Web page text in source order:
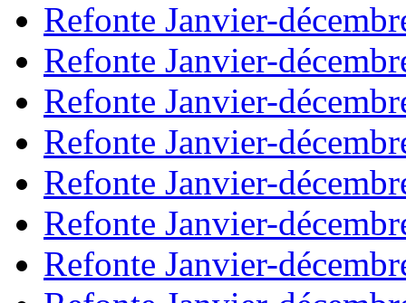
Refonte Janvier-
Refonte Janvier-
Refonte Janvier-
Refonte Janvier-
Refonte Janvier-
Refonte Janvier-
Refonte Janvier-